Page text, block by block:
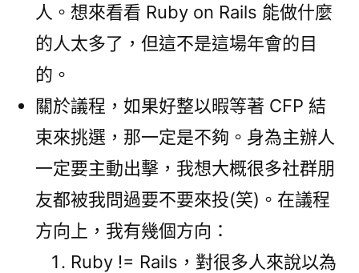
人。想來看看 Ruby on Rails 能做什麼
的人太多了，但這不是這場年會的目
的。
關於議程，如果好整以暇等著 CFP 結
束來挑選，那一定是不夠。身為主辦人
一定要主動出擊，我想大概很多社群朋
友都被我問過要不要來投(笑)。在議程
方向上，我有幾個方向：
Ruby != Rails，對很多人來說以為